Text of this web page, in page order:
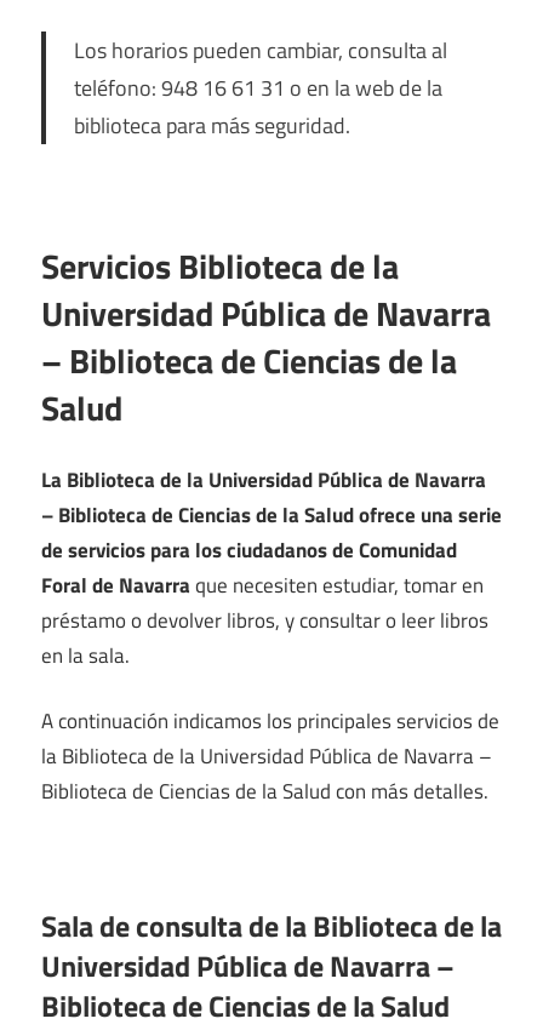
Los horarios pueden cambiar, consulta al
teléfono: 948 16 61 31 o en la web de la
biblioteca para más seguridad.
Servicios Biblioteca de la
Universidad Pública de Navarra
– Biblioteca de Ciencias de la
Salud
La Biblioteca de la Universidad Pública de Navarra
– Biblioteca de Ciencias de la Salud ofrece una serie
de servicios para los ciudadanos de Comunidad
Foral de Navarraque necesiten estudiar, tomar en
préstamo o devolver libros, y consultar o leer libros
en la sala.
A continuación indicamos los principales servicios de
la Biblioteca de la Universidad Pública de Navarra –
Biblioteca de Ciencias de la Salud con más detalles.
Sala de consulta de la Biblioteca de la
Universidad Pública de Navarra –
Biblioteca de Ciencias de la Salud